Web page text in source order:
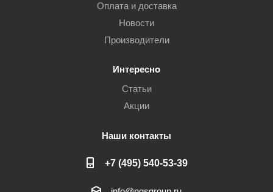
Оплата и доставка
Новости
Производители
Интересно
Статьи
Акции
Наши контакты
+7 (495) 540-53-39